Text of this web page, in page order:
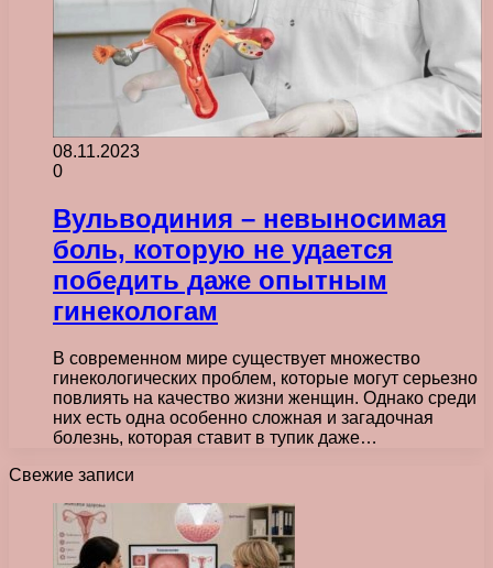
08.11.2023
0
Вульводиния – невыносимая
боль, которую не удается
победить даже опытным
гинекологам
В современном мире существует множество
гинекологических проблем, которые могут серьезно
повлиять на качество жизни женщин. Однако среди
них есть одна особенно сложная и загадочная
болезнь, которая ставит в тупик даже…
Свежие записи